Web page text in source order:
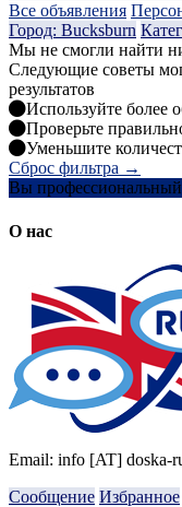
Все объявления
Город: Bucksburn
Мы не смогли найти
Следующие советы
результатов
Используйте более
Проверьте
Уменьшите
Сброс фильтра →
Вы профессиональный
О нас
Email: info [AT] doska-
Сообщение Избранное